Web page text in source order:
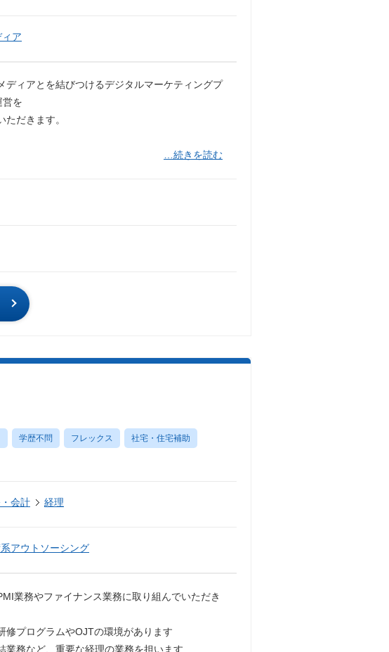
ア
ディアとを結びつけるデジタルマーケティングプ
営を
だきます。
…続きを読む
学歴不問 フレックス 社宅・住宅補助
会計 経理
アウトソーシング
業務やファイナンス業務に取り組んでいただき
修プログラムやOJTの環境があります
業務など、重要な経理の業務を担います